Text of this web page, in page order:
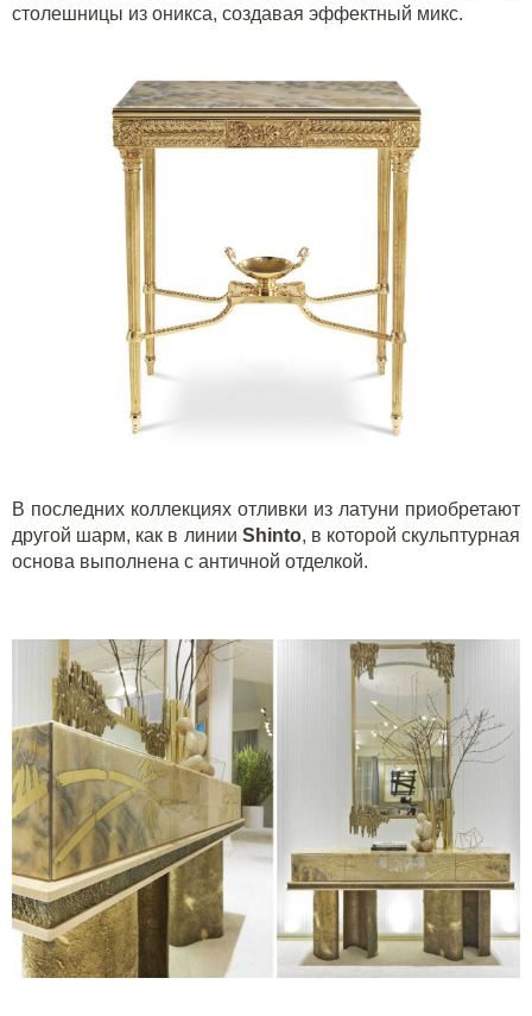
столешницы из оникса, создавая эффектный микс.
В последних коллекциях отливки из латуни приобретают
другой шарм, как в линии Shinto, в которой скульптурная
основа выполнена с античной отделкой.